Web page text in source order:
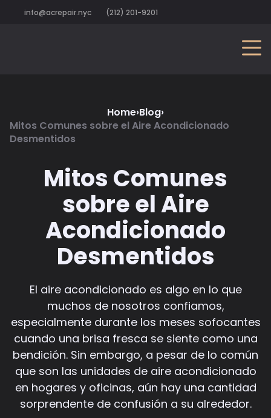
info@acrepair.nyc (212) 201-9201
Home›Blog›
Mitos Comunes sobre el Aire Acondicionado
Desmentidos
Mitos Comunes
sobre el Aire
Acondicionado
Desmentidos
El aire acondicionado es algo en lo que
muchos de nosotros confiamos,
especialmente durante los meses sofocantes
cuando una brisa fresca se siente como una
bendición. Sin embargo, a pesar de lo común
que son las unidades de aire acondicionado
en hogares y oficinas, aún hay una cantidad
sorprendente de confusión a su alrededor.